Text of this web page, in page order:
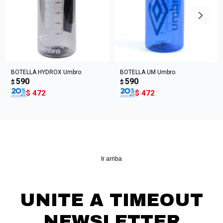
BOTELLA HYDROX Umbro
$ 590
$ 472
BOTELLA UM Umbro
$ 590
$ 472
Ir arriba
UNITE A TIMEOUT